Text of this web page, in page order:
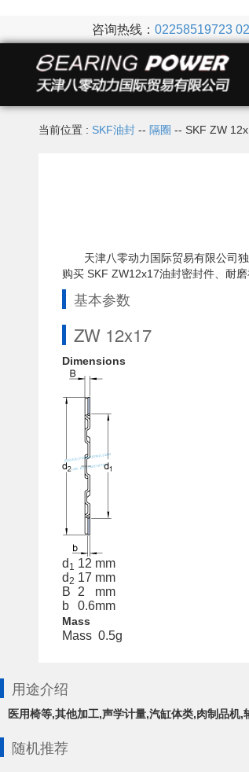
咨询热线： 02258519723
当前位置 : SKF油封-- 隔圈 -- SKF ZW
天津八零动力国际贸易有限公司
购买 SKF ZW12x17油封密封件、耐
基本参数
ZW 12x17
Dimensions
d 1 12 mm
d2 17 mm
B
2
mm
b
0.6mm
Mass
Mass 0.5g
用途介绍
医用椅等,其他加工,声学计量,汽缸体类,肉制品机
随机推荐